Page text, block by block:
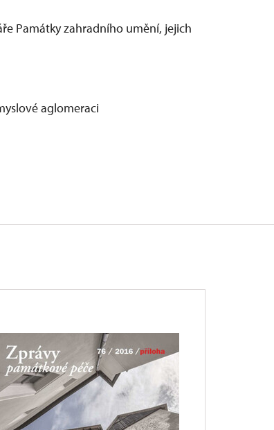
Památky zahradního umění, jejich
aglomeraci